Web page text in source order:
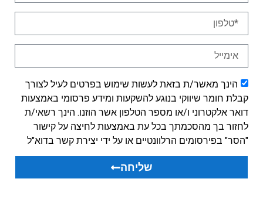
הינך מאשר/ת בזאת לעשות שימוש בפרטים לעיל לצורך
קבלת חומר שיווקי בנוגע להשקעות ומידע פרסומי באמצעות
דואר אלקטרוני ו/או מספר הטלפון אשר הוזנו. הינך רשאי/ת
לחזור בך מהסכמתך בכל עת באמצעות לחיצה על קישור
"הסר" בפירסומים הרלוונטיים או על ידי יצירת קשר בדוא"ל
שליחה